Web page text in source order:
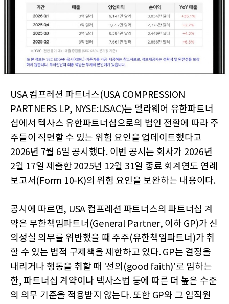
USA 컴프레션 파트너스(USA COMPRESSION
PARTNERS LP, NYSE:USAC)는 델라웨어 유한파트너
십에서 텍사스 유한파트너십으로의 법인 전환에 따라 주
주들이 직면할 수 있는 위험 요인을 업데이트했다고
2026년 7월 6일 공시했다. 이번 공시는 회사가 2026년
2월 17일 제출한 2025년 12월 31일 종료 회계연도 연례
보고서(Form 10-K)의 위험 요인을 보완하는 내용이다.
공시에 따르면, USA 컴프레션 파트너스의 파트너십 계
약은 무한책임파트너(General Partner, 이하 GP)가 신
의성실 의무를 위반했을 때 주주(유한책임파트너)가 취
할 수 있는 법적 구제책을 제한하고 있다. GP는 결정을
내리거나 행동을 취할 때 '선의(good faith)'로 임하는
한, 파트너십 계약이나 텍사스법 등에 따른 더 높은 수준
의 의무 기준을 적용받지 않는다. 또한 GP와 그 임직원